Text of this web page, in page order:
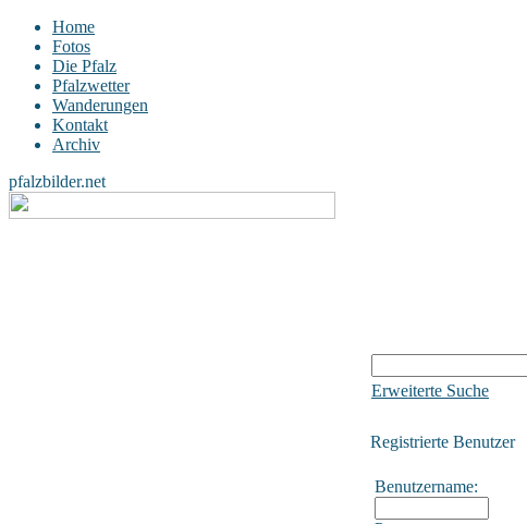
Home
Fotos
Die Pfalz
Pfalzwetter
Wanderungen
Kontakt
Archiv
pfalzbilder.net
Erweiterte Suche
Registrierte Benutzer
Benutzername: